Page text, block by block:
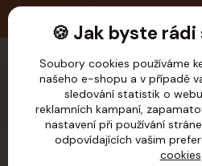
Potřeby pro krmení
🍪 Jak byste rádi
Soubory cookies používáme
našeho e-shopu a v případě
sledování statistik o
reklamních kampaní,
nastavení při používání
odpovídajících vašim
cookies